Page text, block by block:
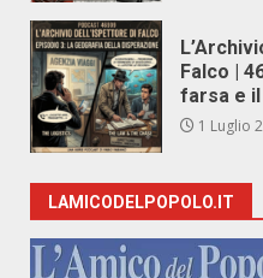
Falco |
farsa e
1 Luglio
LAMICODELPOPOLO.IT